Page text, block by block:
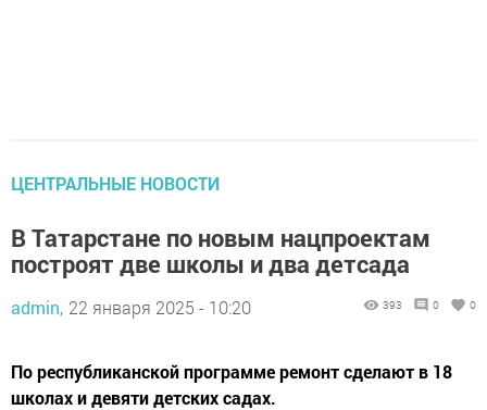
ЦЕНТРАЛЬНЫЕ НОВОСТИ
В Татарстане по новым нацпроектам
построят две школы и два детсада
admin, 22 января 2025 - 10:20 393 0 0
По республиканской программе ремонт сделают в 18
школах и девяти детских садах.